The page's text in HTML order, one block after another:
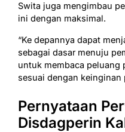
Swita juga mengimbau
ini dengan maksimal.
“Ke depannya dapat
sebagai dasar menuju
untuk membaca peluang
sesuai dengan keinginan
Pernyataan
Disdagperin